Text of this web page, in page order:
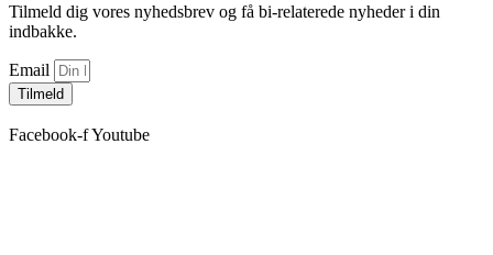
Tilmeld dig vores nyhedsbrev og få bi-relaterede nyheder i din
indbakke.
Email
Tilmeld
Facebook-fYoutube